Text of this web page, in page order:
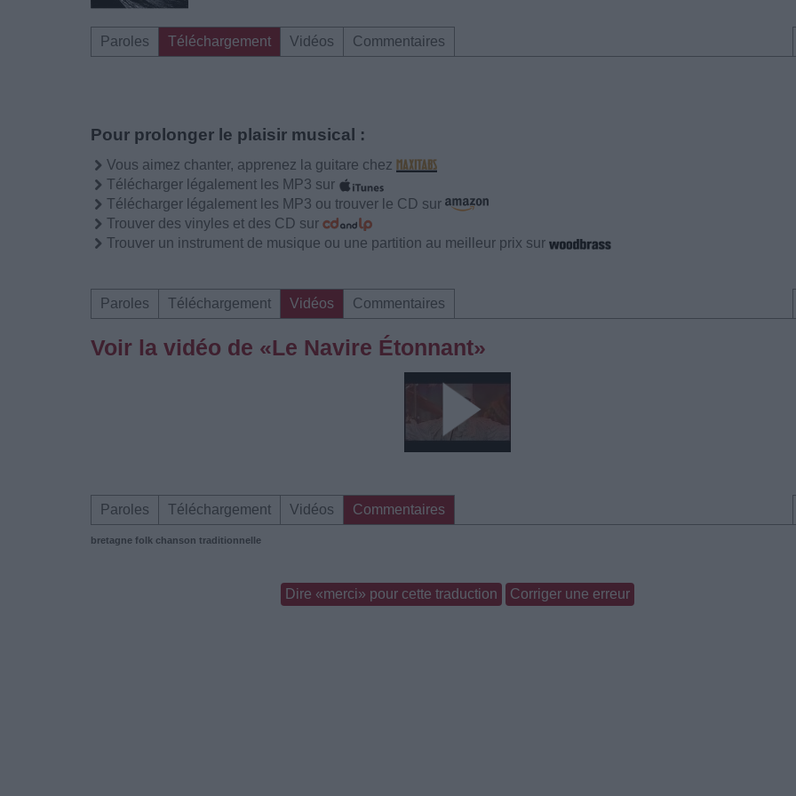
Paroles Téléchargement Vidéos Commentaires
Pour prolonger le plaisir musical :
Vous aimez chanter, apprenez la guitare chez
Télécharger légalement les MP3 sur
Télécharger légalement les MP3 ou trouver le CD sur
Trouver des vinyles et des CD sur
Trouver un instrument de musique ou une partition au meilleur prix sur
Paroles Téléchargement Vidéos Commentaires
Voir la vidéo de «Le Navire Étonnant»
Paroles Téléchargement Vidéos Commentaires
bretagne folk chanson traditionnelle
Dire «merci» pour cette traduction Corriger une erreur